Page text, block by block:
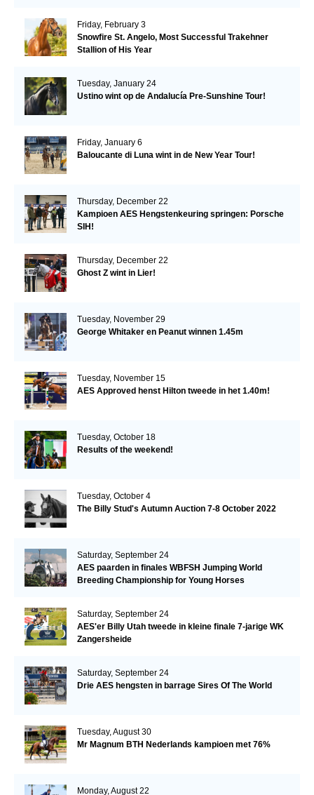
Friday, February 3
Snowfire St. Angelo, Most Successful Trakehner
Stallion of His Year
Tuesday, January 24
Ustino wint op de Andalucía Pre-Sunshine Tour!
Friday, January 6
Baloucante di Luna wint in de New Year Tour!
Thursday, December 22
Kampioen AES Hengstenkeuring springen: Porsche
SIH!
Thursday, December 22
Ghost Z wint in Lier!
Tuesday, November 29
George Whitaker en Peanut winnen 1.45m
Tuesday, November 15
AES Approved henst Hilton tweede in het 1.40m!
Tuesday, October 18
Results of the weekend!
Tuesday, October 4
The Billy Stud's Autumn Auction 7-8 October 2022
Saturday, September 24
AES paarden in finales WBFSH Jumping World
Breeding Championship for Young Horses
Saturday, September 24
AES'er Billy Utah tweede in kleine finale 7-jarige WK
Zangersheide
Saturday, September 24
Drie AES hengsten in barrage Sires Of The World
Tuesday, August 30
Mr Magnum BTH Nederlands kampioen met 76%
Monday, August 22